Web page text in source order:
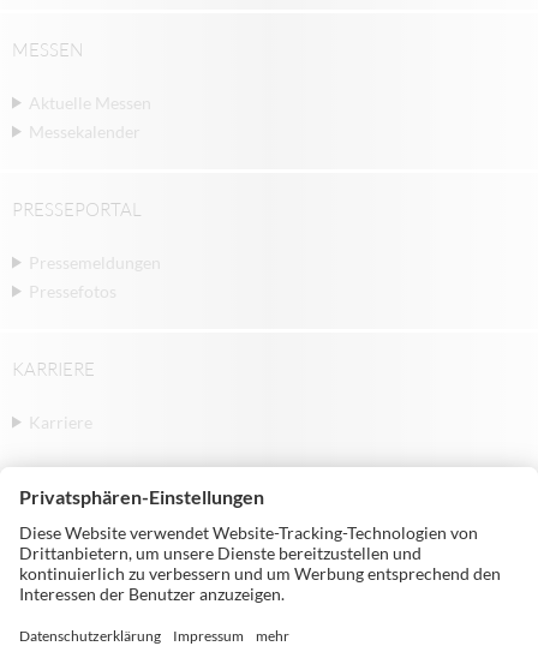
MESSEN
Aktuelle Messen
Messekalender
PRESSEPORTAL
Pressemeldungen
Pressefotos
KARRIERE
Karriere